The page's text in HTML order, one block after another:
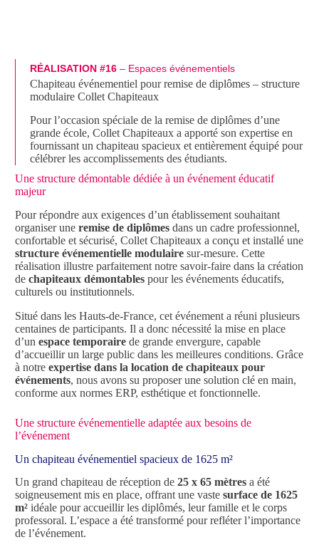
RÉALISATION #16 – Espaces événementiels
Chapiteau événementiel pour remise de diplômes – structure
modulaire Collet Chapiteaux
Pour l’occasion spéciale de la remise de diplômes d’une
grande école, Collet Chapiteaux a apporté son expertise en
fournissant un chapiteau spacieux et entièrement équipé pour
célébrer les accomplissements des étudiants.
Une structure démontable dédiée à un événement éducatif
majeur
Pour répondre aux exigences d’un établissement souhaitant
organiser une remise de diplômes dans un cadre professionnel,
confortable et sécurisé, Collet Chapiteaux a conçu et installé une
structure événementielle modulaire sur-mesure. Cette
réalisation illustre parfaitement notre savoir-faire dans la création
de chapiteaux démontables pour les événements éducatifs,
culturels ou institutionnels.
Situé dans les Hauts-de-France, cet événement a réuni plusieurs
centaines de participants. Il a donc nécessité la mise en place
d’un espace temporaire de grande envergure, capable
d’accueillir un large public dans les meilleures conditions. Grâce
à notre expertise dans la location de chapiteaux pour
événements, nous avons su proposer une solution clé en main,
conforme aux normes ERP, esthétique et fonctionnelle.
Une structure événementielle adaptée aux besoins de
l’événement
Un chapiteau événementiel spacieux de 1625 m²
Un grand chapiteau de réception de 25 x 65 mètres a été
soigneusement mis en place, offrant une vaste surface de 1625
m² idéale pour accueillir les diplômés, leur famille et le corps
professoral. L’espace a été transformé pour refléter l’importance
de l’événement.